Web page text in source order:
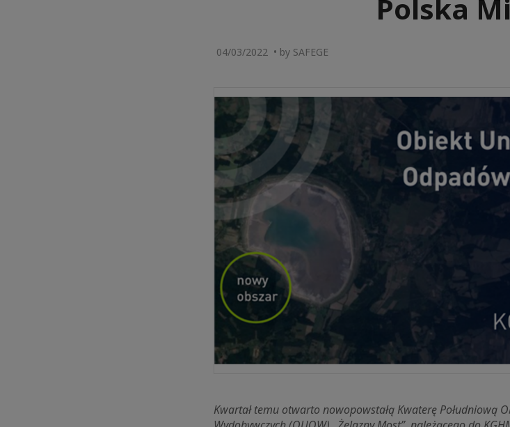
Polska
04/03/2022 • by SAFEGE
Kwartał temu otwarto nowopowstałą Kwaterę Południową